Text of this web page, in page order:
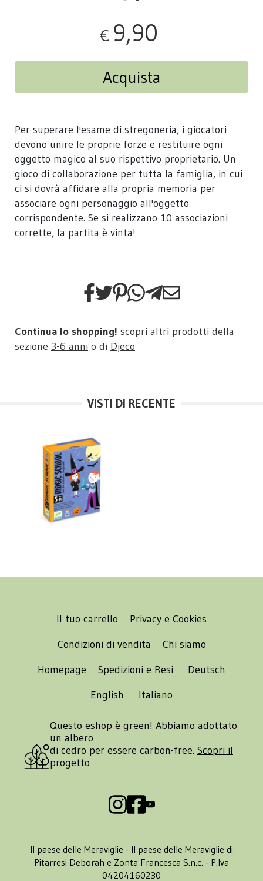
€ 9,90
Acquista
Per superare l'esame di stregoneria, i giocatori
devono unire le proprie forze e restituire ogni
oggetto magico al suo rispettivo proprietario. Un
gioco di collaborazione per tutta la famiglia, in cui
ci si dovrà affidare alla propria memoria per
associare ogni personaggio all'oggetto
corrispondente. Se si realizzano 10 associazioni
corrette, la partita è vinta!
Continua lo shopping! scopri altri prodotti della
sezione 3-6 anni o di Djeco
VISTI DI RECENTE
Il tuo carrello
Privacy e Cookies
Condizioni di vendita
Chi siamo
Homepage
Spedizioni e Resi
Deutsch
English
Italiano
Questo eshop è green! Abbiamo adottato
un albero
di cedro per essere carbon-free. Scopri il
progetto
Il paese delle Meraviglie - Il paese delle Meraviglie di
Pitarresi Deborah e Zonta Francesca S.n.c. - P.Iva
04204160230